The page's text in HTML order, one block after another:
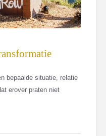
bepaalde situatie, relatie
erover praten niet